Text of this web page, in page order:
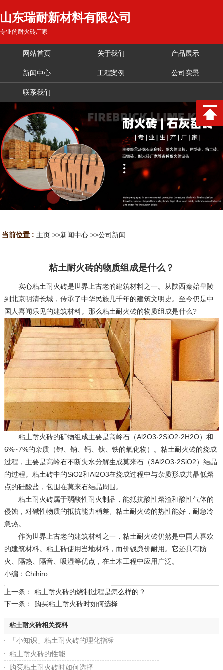
山东瑞耐新材料有限公司
专业的耐火砖厂家
网站首页 关于我们 产品展示
新闻中心 工程案例 公司实景
联系我们
当前位置 : 主页 >>新闻中心 >>公司新闻
粘土耐火砖的物质组成是什么？
实心粘土耐火砖是世界上古老的建筑材料之一。从陕西秦始皇陵
到北京明清长城，传承了中华民族几千年的建筑文明史。至今仍是中
国人喜闻乐见的建筑材料。那么粘土耐火砖的物质组成是什么?
粘土耐火砖的矿物组成主要是高岭石（Al2O3·2SiO2·2H2O）和
6%~7%的杂质（钾、钠、钙、钛、铁的氧化物）。粘土耐火砖的烧成
过程，主要是高岭石不断失水分解生成莫来石（3Al2O3·2SiO2）结晶
的过程。粘土砖中的SiO2和Al2O3在烧成过程中与杂质形成共晶低熔
点的硅酸盐，包围在莫来石结晶周围。
粘土耐火砖属于弱酸性耐火制品，能抵抗酸性熔渣和酸性气体的
侵蚀，对碱性物质的抵抗能力稍差。粘土耐火砖的热性能好，耐急冷
急热。
作为世界上古老的建筑材料之一，粘土耐火砖仍然是中国人喜欢
的建筑材料。粘土砖使用当地材料，而价钱廉价耐用。它还具有防
火、隔热、隔音、吸湿等优点，在土木工程中应用广泛。
小编：Chihiro
上一条： 粘土耐火砖的烧制过程是怎么样的？
下一条： 购买粘土耐火砖时如何选择
粘土耐火砖相关资料
「小知识」粘土耐火砖的理化指标
粘土耐火砖的性能
购买粘土耐火砖时如何选择